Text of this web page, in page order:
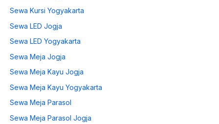
Sewa Kursi Yogyakarta
Sewa LED Jogja
Sewa LED Yogyakarta
Sewa Meja Jogja
Sewa Meja Kayu Jogja
Sewa Meja Kayu Yogyakarta
Sewa Meja Parasol
Sewa Meja Parasol Jogja